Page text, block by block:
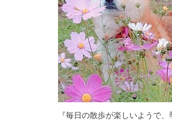
『毎日の散歩が楽しいようで